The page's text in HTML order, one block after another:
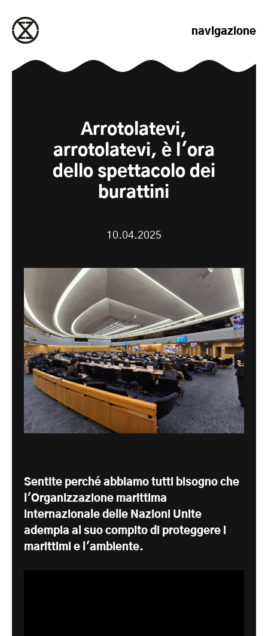
navigazione
Arrotolatevi,
arrotolatevi, è l'ora
dello spettacolo dei
burattini
10.04.2025
Sentite perché abbiamo tutti bisogno che
l'Organizzazione marittima
internazionale delle Nazioni Unite
adempia al suo compito di proteggere i
marittimi e l'ambiente.